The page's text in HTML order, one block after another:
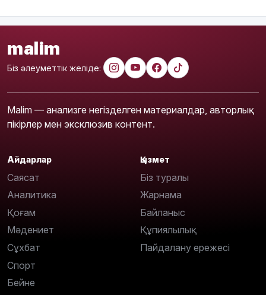
malim
Біз әлеуметтік желіде:
Malim — анализге негізделген материалдар, авторлық
пікірлер мен эксклюзив контент.
Айдарлар
Саясат
Аналитика
Қоғам
Мәдениет
Сұхбат
Спорт
Бейне
Қызмет
Біз туралы
Жарнама
Байланыс
Құпиялылық
Пайдалану ережесі